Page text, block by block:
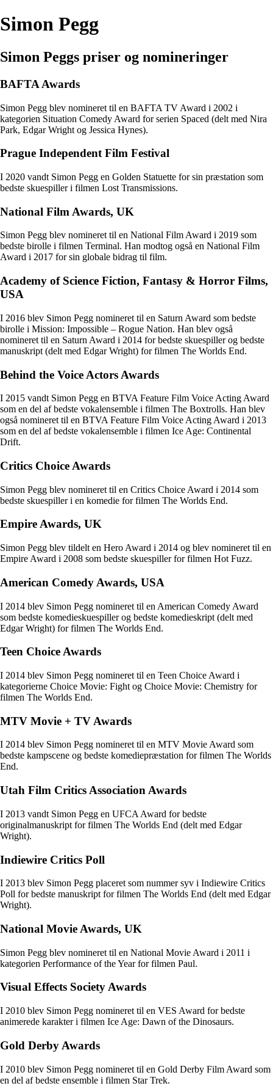
Simon Pegg
Simon Peggs priser og nomineringer
BAFTA Awards
Simon Pegg blev nomineret til en BAFTA TV Award i 2002 i
kategorien Situation Comedy Award for serien Spaced (delt med Nira
Park, Edgar Wright og Jessica Hynes).
Prague Independent Film Festival
I 2020 vandt Simon Pegg en Golden Statuette for sin præstation som
bedste skuespiller i filmen Lost Transmissions.
National Film Awards, UK
Simon Pegg blev nomineret til en National Film Award i 2019 som
bedste birolle i filmen Terminal. Han modtog også en National Film
Award i 2017 for sin globale bidrag til film.
Academy of Science Fiction, Fantasy & Horror Films,
USA
I 2016 blev Simon Pegg nomineret til en Saturn Award som bedste
birolle i Mission: Impossible – Rogue Nation. Han blev også
nomineret til en Saturn Award i 2014 for bedste skuespiller og bedste
manuskript (delt med Edgar Wright) for filmen The Worlds End.
Behind the Voice Actors Awards
I 2015 vandt Simon Pegg en BTVA Feature Film Voice Acting Award
som en del af bedste vokalensemble i filmen The Boxtrolls. Han blev
også nomineret til en BTVA Feature Film Voice Acting Award i 2013
som en del af bedste vokalensemble i filmen Ice Age: Continental
Drift.
Critics Choice Awards
Simon Pegg blev nomineret til en Critics Choice Award i 2014 som
bedste skuespiller i en komedie for filmen The Worlds End.
Empire Awards, UK
Simon Pegg blev tildelt en Hero Award i 2014 og blev nomineret til en
Empire Award i 2008 som bedste skuespiller for filmen Hot Fuzz.
American Comedy Awards, USA
I 2014 blev Simon Pegg nomineret til en American Comedy Award
som bedste komedieskuespiller og bedste komedieskript (delt med
Edgar Wright) for filmen The Worlds End.
Teen Choice Awards
I 2014 blev Simon Pegg nomineret til en Teen Choice Award i
kategorierne Choice Movie: Fight og Choice Movie: Chemistry for
filmen The Worlds End.
MTV Movie + TV Awards
I 2014 blev Simon Pegg nomineret til en MTV Movie Award som
bedste kampscene og bedste komediepræstation for filmen The Worlds
End.
Utah Film Critics Association Awards
I 2013 vandt Simon Pegg en UFCA Award for bedste
originalmanuskript for filmen The Worlds End (delt med Edgar
Wright).
Indiewire Critics Poll
I 2013 blev Simon Pegg placeret som nummer syv i Indiewire Critics
Poll for bedste manuskript for filmen The Worlds End (delt med Edgar
Wright).
National Movie Awards, UK
Simon Pegg blev nomineret til en National Movie Award i 2011 i
kategorien Performance of the Year for filmen Paul.
Visual Effects Society Awards
I 2010 blev Simon Pegg nomineret til en VES Award for bedste
animerede karakter i filmen Ice Age: Dawn of the Dinosaurs.
Gold Derby Awards
I 2010 blev Simon Pegg nomineret til en Gold Derby Film Award som
en del af bedste ensemble i filmen Star Trek.